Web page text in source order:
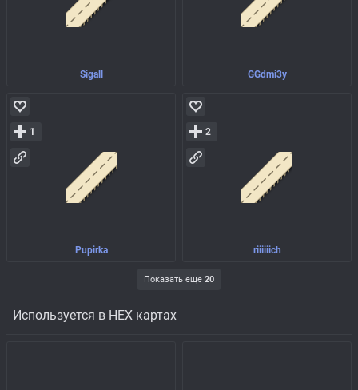
Sigall GGdmi3y
Pupirka
1
riiiiiich
2
Показать еще 20
Используется в HEX картах